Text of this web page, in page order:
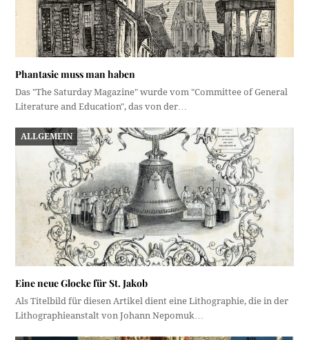
Phantasie muss man haben
Das "The Saturday Magazine" wurde vom "Committee of General
Literature and Education", das von der…
ALLGEMEIN
Eine neue Glocke für St. Jakob
Als Titelbild für diesen Artikel dient eine Lithographie, die in der
Lithographieanstalt von Johann Nepomuk…